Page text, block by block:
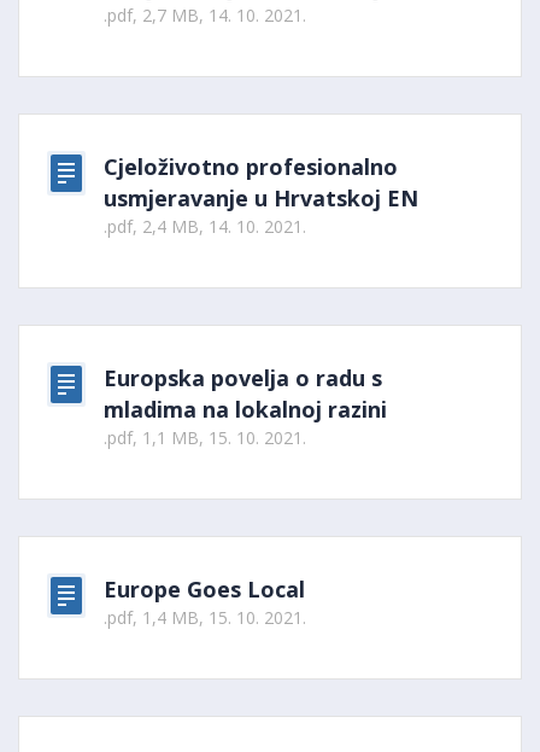
.pdf, 2,7 MB, 14. 10. 2021.
Cjeloživotno profesionalno
usmjeravanje u Hrvatskoj EN
.pdf, 2,4 MB, 14. 10. 2021.
Europska povelja o radu s
mladima na lokalnoj razini
.pdf, 1,1 MB, 15. 10. 2021.
Europe Goes Local
.pdf, 1,4 MB, 15. 10. 2021.